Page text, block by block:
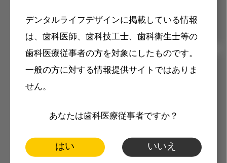
デンタルライフデザインに掲載している情報
は、歯科医師、歯科技工士、歯科衛生士等の
歯科医療従事者の方を対象にしたものです。
一般の方に対する情報提供サイトではありま
せん。
あなたは歯科医療従事者ですか？
はい いいえ
メリット